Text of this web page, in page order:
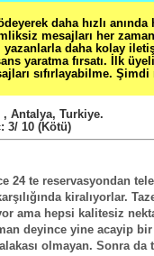
daha hızlı
mesajları her zaman
daha kolay
yaratma fırsatı. İlk
sıfırlayabilme. Şimdi
, Antalya, Turkiye.
3/ 10 (Kötü)
24 te reservasyondan
kiralıyorlar.
ama hepsi kalitesiz
deyince yine acayip bir
olmayan. Sonra da